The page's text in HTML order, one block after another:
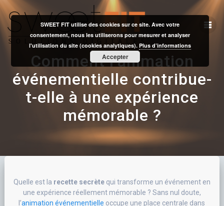
Skip
to
content
Comment l’animation
événementielle contribue-
t-elle à une expérience
mémorable ?
Quelle est la recette secrètequi transforme un événement en
une expérience réellement mémorable ? Sans nul doute,
l’animation événementielle occupe une place centrale dans
SWEET FIT utilise des cookies sur ce site. Avec votre
consentement, nous les utiliserons pour mesurer et analyser
l'utilisation du site (cookies analytiques).Plus d’informations
Accepter